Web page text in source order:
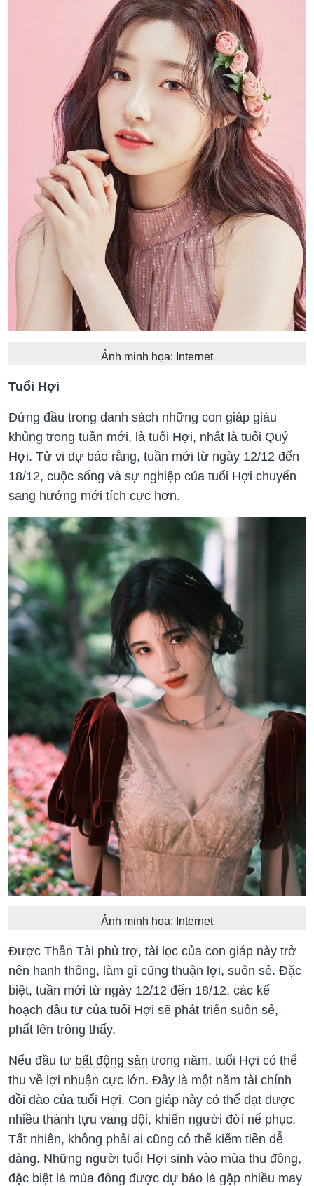
Ảnh minh họa: Internet
Tuổi Hợi
Đứng đầu trong danh sách những con giáp giàu
khủng trong tuần mới, là tuổi Hợi, nhất là tuổi Quý
Hợi. Tử vi dự báo rằng, tuần mới từ ngày 12/12 đến
18/12, cuộc sống và sự nghiệp của tuổi Hợi chuyển
sang hướng mới tích cực hơn.
Ảnh minh họa: Internet
Được Thần Tài phù trợ, tài lọc của con giáp này trở
nên hanh thông, làm gì cũng thuận lợi, suôn sẻ. Đặc
biệt, tuần mới từ ngày 12/12 đến 18/12, các kế
hoạch đầu tư của tuổi Hợi sẽ phát triển suôn sẻ,
phất lên trông thấy.
Nếu đầu tư bất động sản trong năm, tuổi Hợi có thể
thu về lợi nhuận cực lớn. Đây là một năm tài chính
đồi dào của tuổi Hợi. Con giáp này có thể đạt được
nhiều thành tựu vang dội, khiến người đời nể phục.
Tất nhiên, không phải ai cũng có thể kiếm tiền dễ
dàng. Những người tuổi Hợi sinh vào mùa thu đông,
đặc biệt là mùa đông được dự báo là gặp nhiều may